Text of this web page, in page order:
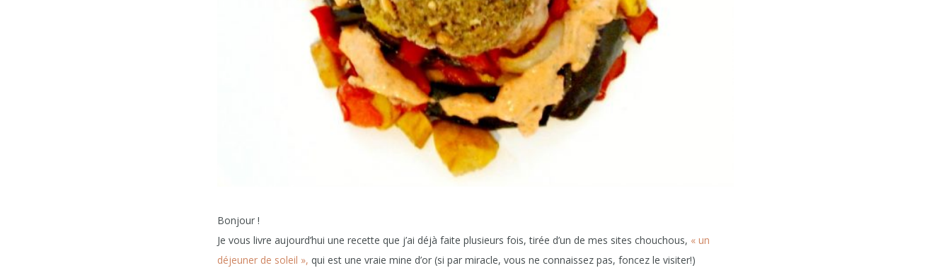
Bonjour !
Je vous livre aujourd’hui une recette que j’ai déjà faite plusieurs fois, tirée d’un de mes sites chouchous, « un
déjeuner de soleil », qui est une vraie mine d’or (si par miracle, vous ne connaissez pas, foncez le visiter!)